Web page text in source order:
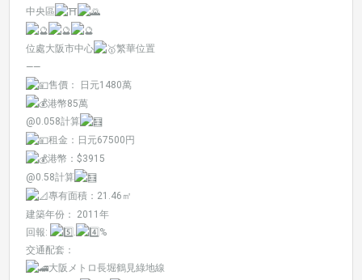
中央區
位處大阪市中心
繁華位置
——
售價： 日元1480萬
港幣85萬
@0.058計算
租金：日元67500円
港幣：$3915
@0.58計算
專有面積：21.46㎡
建築年份： 2011年
回報:
%
交通配套：
大阪メトロ長堀鶴見綠地線